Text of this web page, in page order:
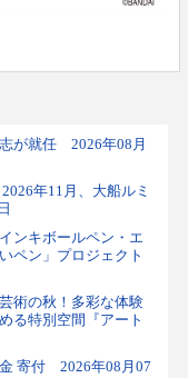
が就任 2026年08月
年11月、大船ルミ
ンキボールペン・エ
ペン」プロジェクト
術の秋！多彩な体験
る特別空間『アート
寄付 2026年08月07